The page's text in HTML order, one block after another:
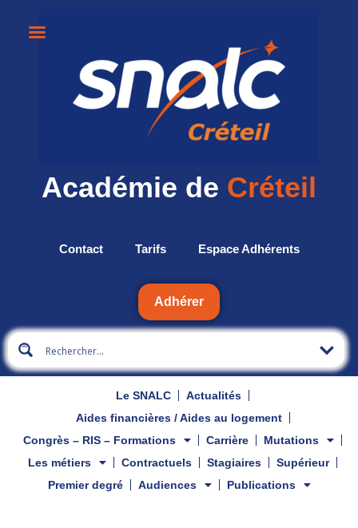
Académie de Créteil
Contact Tarifs Espace Adhérents
Adhérer
Le SNALC
Actualités
Aides financières / Aides au logement
Congrès – RIS – Formations
Carrière
Mutations
Les métiers
Contractuels Stagiaires
Supérieur
Premier degré
Audiences Publications